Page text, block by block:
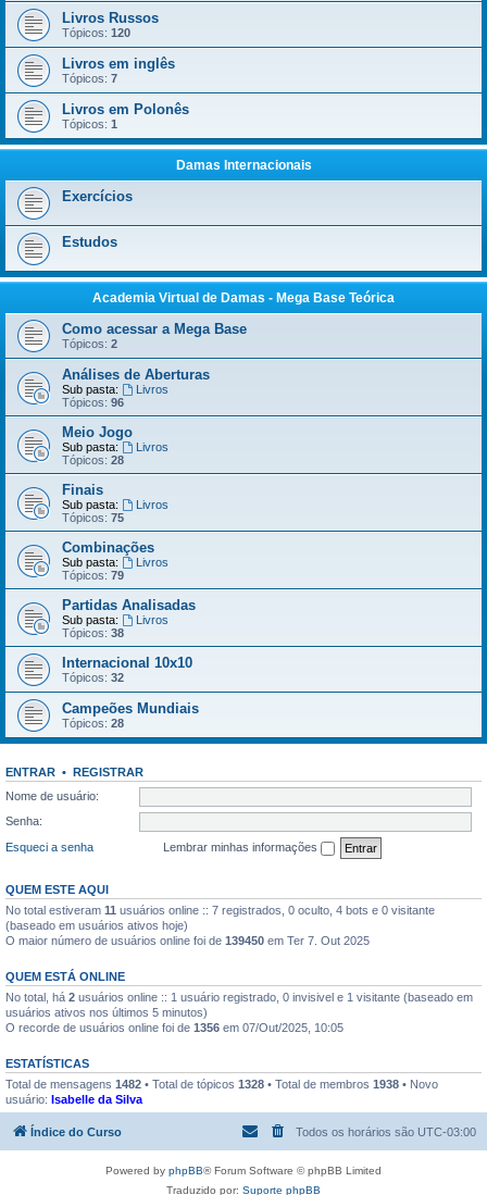
Livros Russos
Tópicos: 120
Livros em inglês
Tópicos: 7
Livros em Polonês
Tópicos: 1
Damas Internacionais
Exercícios
Estudos
Academia Virtual de Damas - Mega Base Teórica
Como acessar a Mega Base
Tópicos: 2
Análises de Aberturas
Sub pasta:
Livros
Tópicos: 96
Meio Jogo
Sub pasta:
Livros
Tópicos: 28
Finais
Sub pasta:
Livros
Tópicos: 75
Combinações
Sub pasta:
Livros
Tópicos: 79
Partidas Analisadas
Sub pasta:
Livros
Tópicos: 38
Internacional 10x10
Tópicos: 32
Campeões Mundiais
Tópicos: 28
ENTRAR • REGISTRAR
Nome de usuário:
Senha:
Esqueci a senha
Lembrar minhas informações
QUEM ESTE AQUI
No total estiveram 11 usuários online :: 7 registrados, 0 oculto, 4 bots e 0 visitante
(baseado em usuários ativos hoje)
O maior número de usuários online foi de 139450 em Ter 7. Out 2025
QUEM ESTÁ ONLINE
No total, há 2 usuários online :: 1 usuário registrado, 0 invisivel e 1 visitante (baseado em
usuários ativos nos últimos 5 minutos)
O recorde de usuários online foi de 1356 em 07/Out/2025, 10:05
ESTATÍSTICAS
Total de mensagens 1482 • Total de tópicos 1328 • Total de membros 1938 • Novo
usuário: Isabelle da Silva
Índice do Curso Todos os horários são UTC-03:00
Powered by phpBB® Forum Software © phpBB Limited
Traduzido por: Suporte phpBB